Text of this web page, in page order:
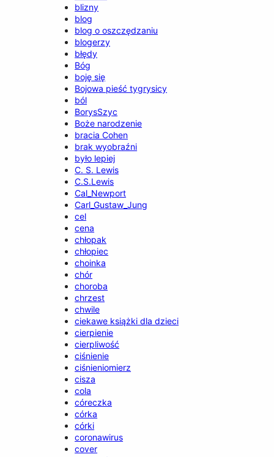
blizny
blog
blog o oszczędzaniu
blogerzy
błędy
Bóg
boję się
Bojowa pieść tygrysicy
ból
BorysSzyc
Boże narodzenie
bracia Cohen
brak wyobraźni
było lepiej
C. S. Lewis
C.S.Lewis
Cal_Newport
Carl_Gustaw_Jung
cel
cena
chłopak
chłopiec
choinka
chór
choroba
chrzest
chwile
ciekawe książki dla dzieci
cierpienie
cierpliwość
ciśnienie
ciśnieniomierz
cisza
cola
córeczka
córka
córki
coronawirus
cover